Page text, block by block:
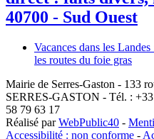
40700 - Sud Ouest
Vacances dans les
les routes du foie gras
Mairie de Serres-Gaston - 133
SERRES-GASTON - Tél. :
58 79 63 17
Réalisé parWebPublic40 -
Accessibilité : non conforme -